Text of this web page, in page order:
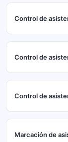
Control de
Control de
Control de
Marcación de